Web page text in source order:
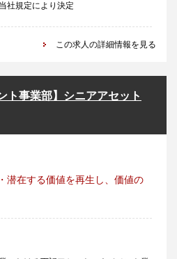
社規定により決定
この求人の詳細情報を見る
ト事業部】シニアアセット
潜在する価値を再生し、価値の